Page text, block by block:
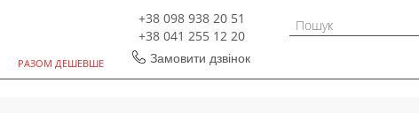
РАЗОМ ДЕШЕВШЕ
+38 098 938 20 51
+38 041 255 12 20
Замовити дзвінок